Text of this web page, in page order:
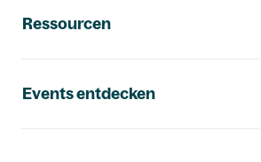
Ressourcen
Events entdecken